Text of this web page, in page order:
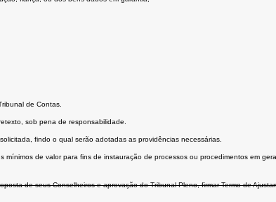
de Contas.
sob pena de responsabilidade.
findo o qual serão adotadas as providências necessárias.
de valor para fins de instauração de processos ou procedimentos em
de seus Conselheiros e aprovação do Tribunal Pleno, firmar Termo de